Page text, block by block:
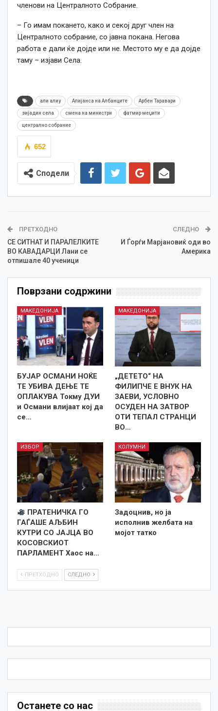
членови на Централното Собрание.
– Го имам покането, како и секој друг член на
Централното собрание, со јавна покана. Негова
работа е дали ќе дојде или не. Местото му е да дојде
таму – изјави Села.
али алиу Алијанса на Албанците Арбен Таравари
зијадин села смена на министри фатмир меџити
централно собрание
652
Сподели
ПРЕТХОДНО
СЕ СИТНАТ И ПАРАЛЕЛКИТЕ
ВО КАВАДАРЦИ Лани се
отпишале 40 ученици
СЛЕДНО
И Ѓорѓи Марјановиќ оди во
Америка
Поврзани содржини
МАКЕДОНИЈА
БУЈАР ОСМАНИ НОЌЕ
ТЕ УБИВА ДЕЊЕ ТЕ
ОПЛАКУВА Токму ДУИ
и Османи влијаат кој да
се…
МАКЕДОНИЈА
„ДЕТЕТО“ НА
ФИЛИПЧЕ Е ВНУК НА
ЗАЕВИ, УСЛОВНО
ОСУДЕН НА ЗАТВОР
ОТИ ТЕПАЛ СТРАНЦИ
ВО…
ИЗБОР
ПРАТЕНИЧКА ГО
ГАЃАШЕ АЉБИН
КУТРИ СО ЈАЈЦА ВО
КОСОВСКИОТ
ПАРЛАМЕНТ Хаос на…
КОЛУМНИ
Задоцнив, но ја
исполнив желбата на
мојот татко
ПРЕТХОДНО СЛЕДНО
Останете со нас